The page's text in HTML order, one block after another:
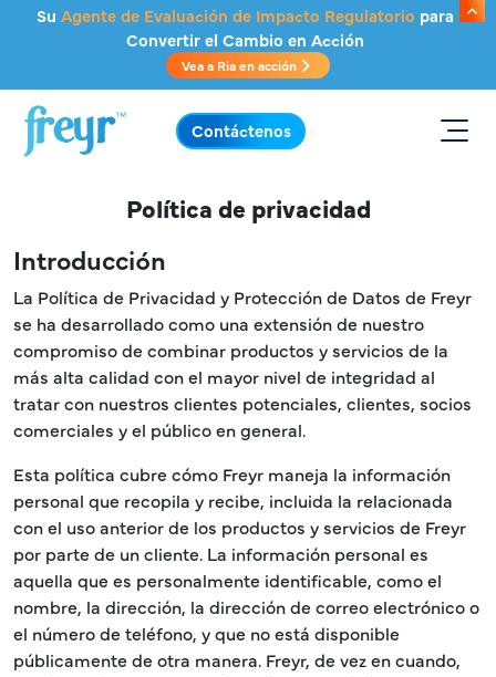
Saltar al contenido principal
Su Agente de Evaluación de Impacto Regulatorio para
Convertir el Cambio en Acción
Vea a Ria en acción
.
Contáctenos
Política de privacidad
Introducción
La Política de Privacidad y Protección de Datos de Freyr
se ha desarrollado como una extensión de nuestro
compromiso de combinar productos y servicios de la
más alta calidad con el mayor nivel de integridad al
tratar con nuestros clientes potenciales, clientes, socios
comerciales y el público en general.
Esta política cubre cómo Freyr maneja la información
personal que recopila y recibe, incluida la relacionada
con el uso anterior de los productos y servicios de Freyr
por parte de un cliente. La información personal es
aquella que es personalmente identificable, como el
nombre, la dirección, la dirección de correo electrónico o
el número de teléfono, y que no está disponible
públicamente de otra manera. Freyr, de vez en cuando,